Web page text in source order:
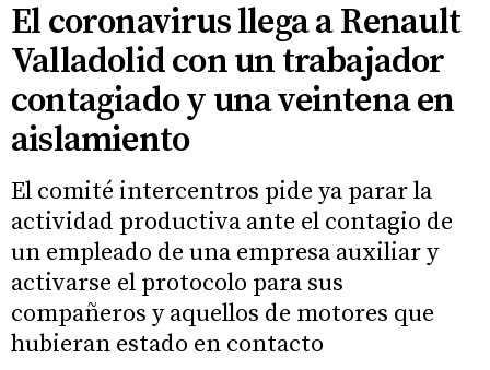
El coronavirus llega a Renault
Valladolid con un trabajador
contagiado y una veintena en
aislamiento
El comité intercentros pide ya parar la
actividad productiva ante el contagio de
un empleado de una empresa auxiliar y
activarse el protocolo para sus
compañeros y aquellos de motores que
hubieran estado en contacto